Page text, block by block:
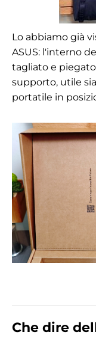
Lo abbiamo già
ASUS: l'interno
tagliato e
supporto, utile
portatile in
Che dire